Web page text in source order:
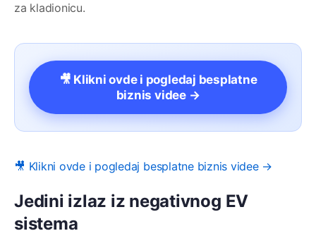
za kladionicu.
🎥 Klikni ovde i pogledaj besplatne
biznis videe →
🎥 Klikni ovde i pogledaj besplatne biznis videe →
Jedini izlaz iz negativnog EV
sistema